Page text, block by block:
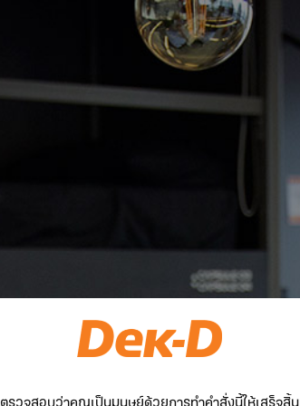
ตรวจสอบว่าคุณเป็นมนุษย์ด้วยการทำคำสั่งนี้ให้เสร็จสิ้น